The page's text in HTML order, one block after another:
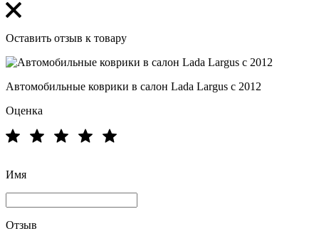
Оставить отзыв к товару
Автомобильные коврики в салон Lada Largus c 2012
Оценка
Имя
Отзыв